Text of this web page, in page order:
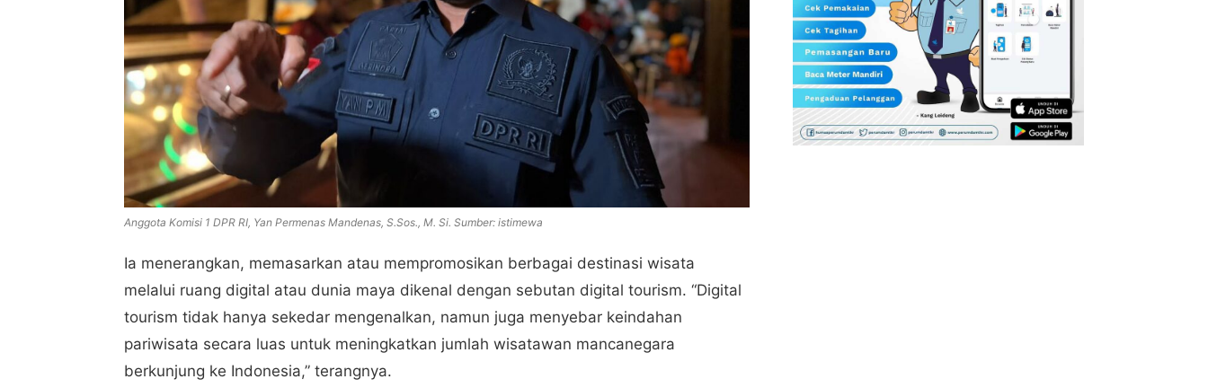
Anggota Komisi 1 DPR RI, Yan Permenas Mandenas, S.Sos., M. Si. Sumber: istimewa
Ia menerangkan, memasarkan atau mempromosikan berbagai destinasi wisata
melalui ruang digital atau dunia maya dikenal dengan sebutan digital tourism. “Digital
tourism tidak hanya sekedar mengenalkan, namun juga menyebar keindahan
pariwisata secara luas untuk meningkatkan jumlah wisatawan mancanegara
berkunjung ke Indonesia,” terangnya.